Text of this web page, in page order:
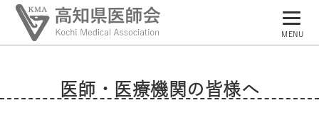
医師・医療機関の皆様へ
MENU
高知県医師会について